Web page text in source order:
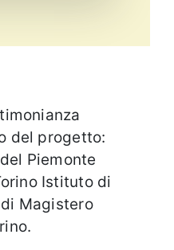
del progetto:
Piemonte
Istituto di
Magistero